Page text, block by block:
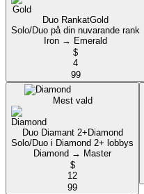
Duo RankatGold
Solo/Duo på din nuvarande rank
Iron → Emerald
$
4
99
Mest vald
Duo Diamant 2+ Diamond
Solo/Duo i Diamond 2+ lobbys
Diamond → Master
$
12
99